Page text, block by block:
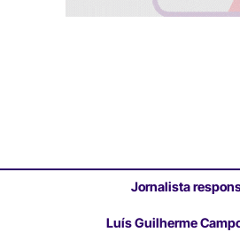
Jornalista
Luís Guilherme